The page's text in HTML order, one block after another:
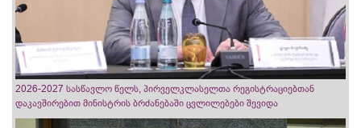
2026-2027 სასწავლო წელს, პირველკლასელთა რეგისტრაციებთან
დაკავშირებით მინისტრის ბრძანებაში ცვლილებები შევიდა